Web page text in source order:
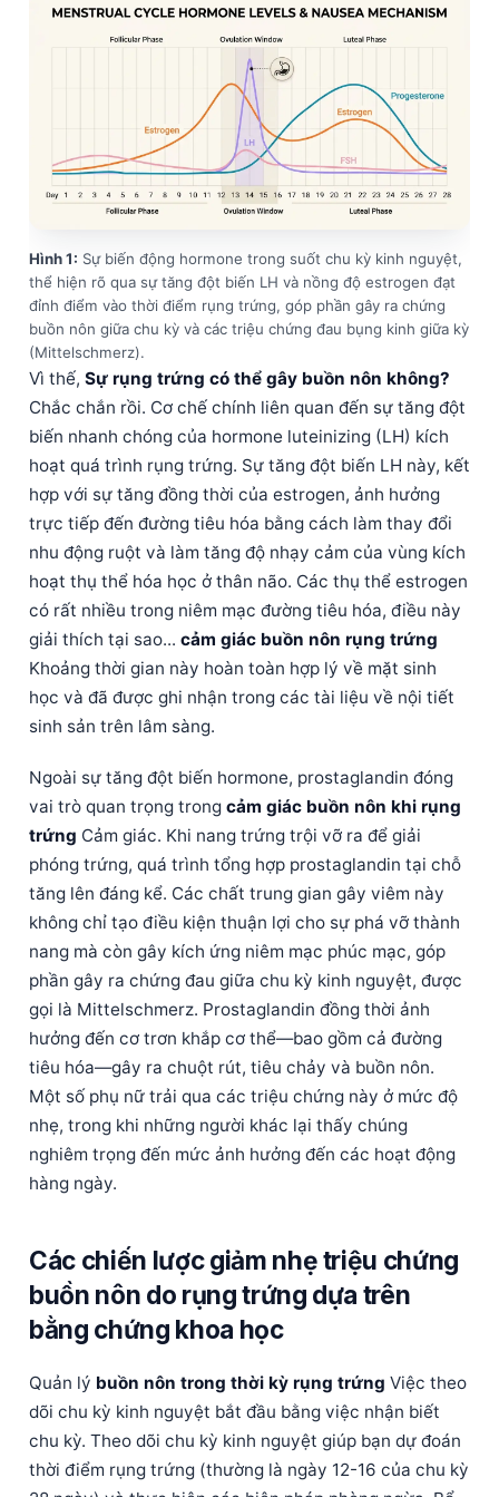
Hình 1: Sự biến động hormone trong suốt chu kỳ kinh nguyệt,
thể hiện rõ qua sự tăng đột biến LH và nồng độ estrogen đạt
đỉnh điểm vào thời điểm rụng trứng, góp phần gây ra chứng
buồn nôn giữa chu kỳ và các triệu chứng đau bụng kinh giữa kỳ
(Mittelschmerz).
Vì thế, Sự rụng trứng có thể gây buồn nôn không?
Chắc chắn rồi. Cơ chế chính liên quan đến sự tăng đột
biến nhanh chóng của hormone luteinizing (LH) kích
hoạt quá trình rụng trứng. Sự tăng đột biến LH này, kết
hợp với sự tăng đồng thời của estrogen, ảnh hưởng
trực tiếp đến đường tiêu hóa bằng cách làm thay đổi
nhu động ruột và làm tăng độ nhạy cảm của vùng kích
hoạt thụ thể hóa học ở thân não. Các thụ thể estrogen
có rất nhiều trong niêm mạc đường tiêu hóa, điều này
giải thích tại sao... cảm giác buồn nôn rụng trứng
Khoảng thời gian này hoàn toàn hợp lý về mặt sinh
học và đã được ghi nhận trong các tài liệu về nội tiết
sinh sản trên lâm sàng.
Ngoài sự tăng đột biến hormone, prostaglandin đóng
vai trò quan trọng trong cảm giác buồn nôn khi rụng
trứng Cảm giác. Khi nang trứng trội vỡ ra để giải
phóng trứng, quá trình tổng hợp prostaglandin tại chỗ
tăng lên đáng kể. Các chất trung gian gây viêm này
không chỉ tạo điều kiện thuận lợi cho sự phá vỡ thành
nang mà còn gây kích ứng niêm mạc phúc mạc, góp
phần gây ra chứng đau giữa chu kỳ kinh nguyệt, được
gọi là Mittelschmerz. Prostaglandin đồng thời ảnh
hưởng đến cơ trơn khắp cơ thể—bao gồm cả đường
tiêu hóa—gây ra chuột rút, tiêu chảy và buồn nôn.
Một số phụ nữ trải qua các triệu chứng này ở mức độ
nhẹ, trong khi những người khác lại thấy chúng
nghiêm trọng đến mức ảnh hưởng đến các hoạt động
hàng ngày.
Các chiến lược giảm nhẹ triệu chứng
buồn nôn do rụng trứng dựa trên
bằng chứng khoa học
Quản lý buồn nôn trong thời kỳ rụng trứng Việc theo
dõi chu kỳ kinh nguyệt bắt đầu bằng việc nhận biết
chu kỳ. Theo dõi chu kỳ kinh nguyệt giúp bạn dự đoán
thời điểm rụng trứng (thường là ngày 12-16 của chu kỳ